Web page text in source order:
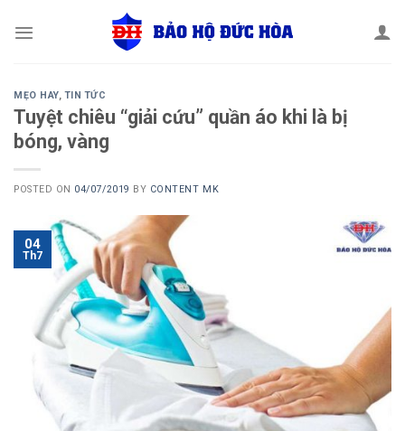
MẸO HAY,TIN TỨC
Tuyệt chiêu “giải cứu” quần áo khi là bị
bóng, vàng
POSTED ON 04/07/2019 BY CONTENT MK
04
Th7